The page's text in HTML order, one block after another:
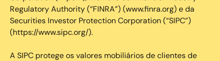
Regulatory Authority (“FINRA”) (www.finra.org) e da
Securities Investor Protection Corporation (“SIPC”)
(https://www.sipc.org/).
A SIPC protege os valores mobiliários de clientes de